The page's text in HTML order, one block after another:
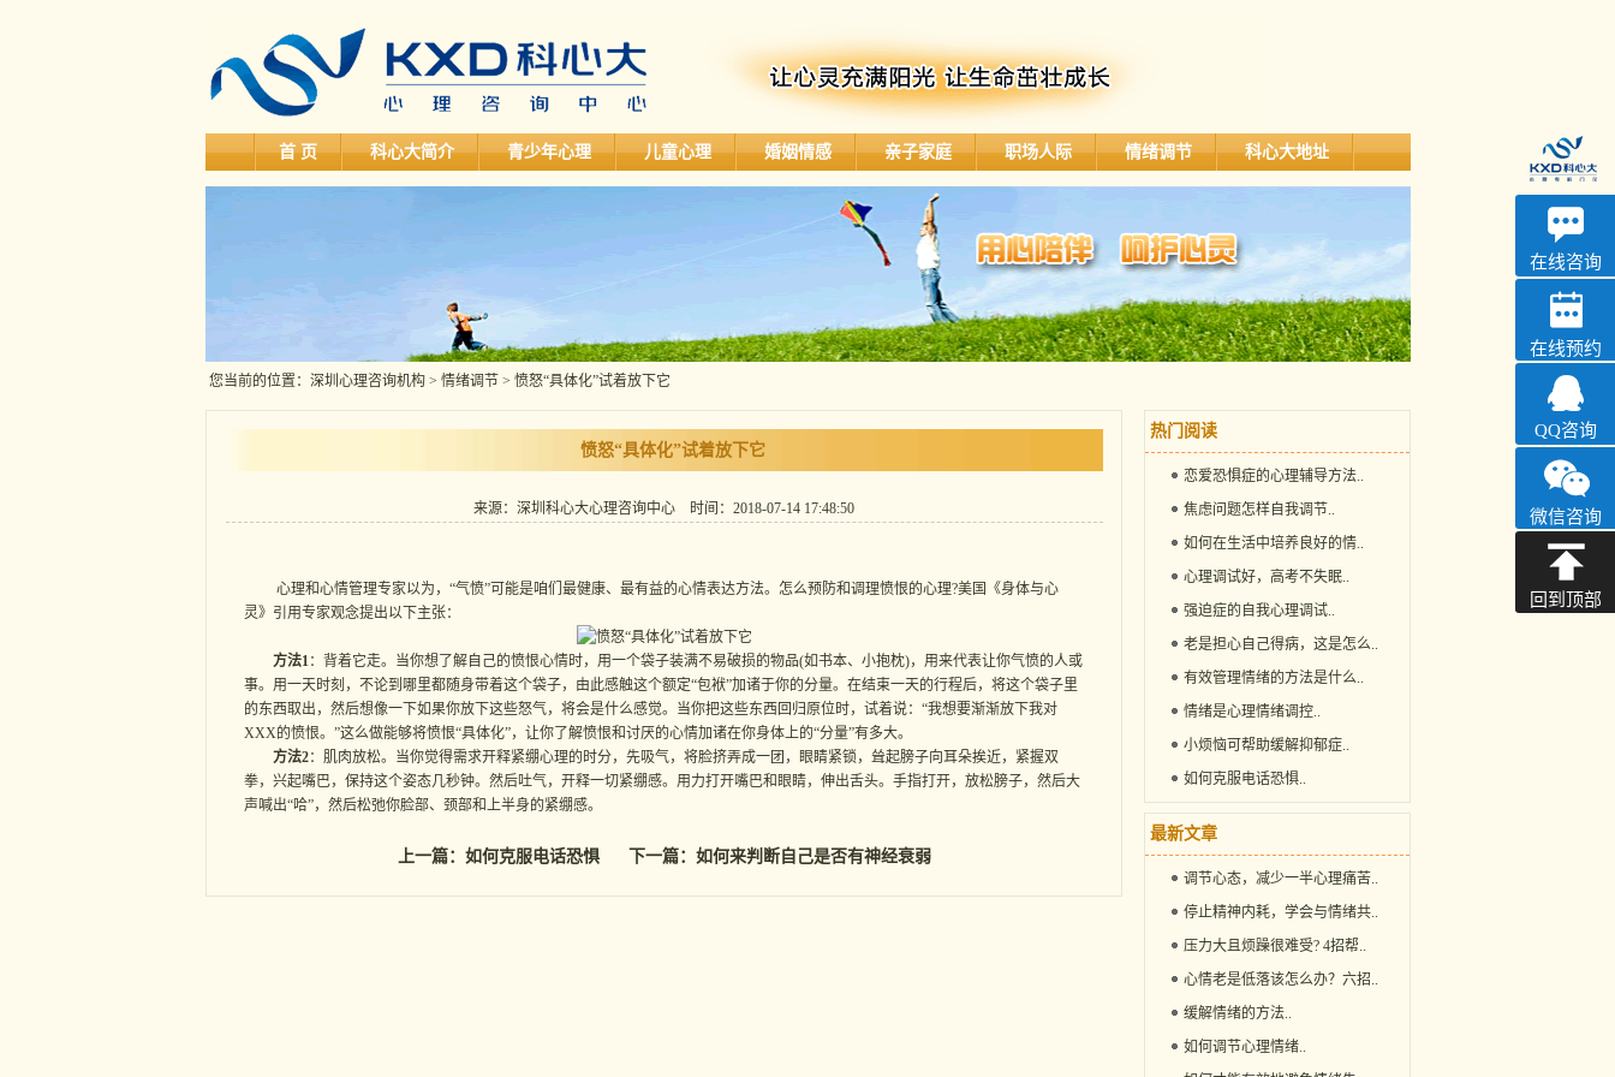
首 页 科心大简介 青少年心理 儿童心理 婚姻情感 亲子家庭 职场人际 情绪调节 科心大地址
您当前的位置： 深圳心理咨询机构> 情绪调节 > 愤怒“具体化”试着放下它
愤怒“具体化”试着放下它
来源：深圳科心大心理咨询中心 时间：2018-07-14 17:48:50
心理和心情管理专家以为，“气愤”可能是咱们最健康、最有益的心情表达方法。怎么预防和调理愤恨的心理?美国《身体与心
灵》引用专家观念提出以下主张：
方法1：背着它走。当你想了解自己的愤恨心情时，用一个袋子装满不易破损的物品(如书本、小抱枕)，用来代表让你气愤的人或
事。用一天时刻，不论到哪里都随身带着这个袋子，由此感触这个额定“包袱”加诸于你的分量。在结束一天的行程后，将这个袋子里
的东西取出，然后想像一下如果你放下这些怒气，将会是什么感觉。当你把这些东西回归原位时，试着说：“我想要渐渐放下我对
XXX的愤恨。”这么做能够将愤恨“具体化”，让你了解愤恨和讨厌的心情加诸在你身体上的“分量”有多大。
方法2：肌肉放松。当你觉得需求开释紧绷心理的时分，先吸气，将脸挤弄成一团，眼睛紧锁，耸起膀子向耳朵挨近，紧握双
拳，兴起嘴巴，保持这个姿态几秒钟。然后吐气，开释一切紧绷感。用力打开嘴巴和眼睛，伸出舌头。手指打开，放松膀子，然后大
声喊出“哈”，然后松弛你脸部、颈部和上半身的紧绷感。
上一篇： 如何克服电话恐惧下一篇： 如何来判断自己是否有神经衰弱
热门阅读
恋爱恐惧症的心理辅导方法..
焦虑问题怎样自我调节..
如何在生活中培养良好的情..
心理调试好，高考不失眠..
强迫症的自我心理调试..
老是担心自己得病，这是怎么..
有效管理情绪的方法是什么..
情绪是心理情绪调控..
小烦恼可帮助缓解抑郁症..
如何克服电话恐惧..
最新文章
调节心态，减少一半心理痛苦..
停止精神内耗，学会与情绪共..
压力大且烦躁很难受? 4招帮..
心情老是低落该怎么办？六招..
缓解情绪的方法..
如何调节心理情绪..
深科
心理咨询
在线咨询
在线预约
QQ咨询
微信咨询
回到顶部